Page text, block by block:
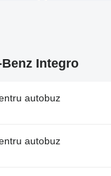
Integro
autobuz
autobuz